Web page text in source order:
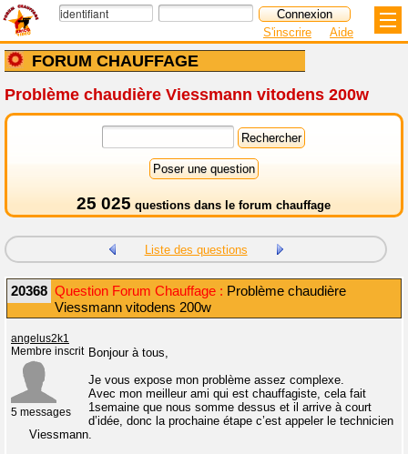
FORUM CHAUFFAGE
S'inscrire Aide
Problème chaudière Viessmann vitodens 200w
25 025 questions dans le forum chauffage
Liste des questions
20368 Question Forum Chauffage : Problème chaudière
Viessmann vitodens 200w
angelus2k1
Membre inscrit
5 messages
Bonjour à tous,
Je vous expose mon problème assez complexe.
Avec mon meilleur ami qui est chauffagiste, cela fait
1semaine que nous somme dessus et il arrive à court
d’idée, donc la prochaine étape c’est appeler le technicien
Viessmann.